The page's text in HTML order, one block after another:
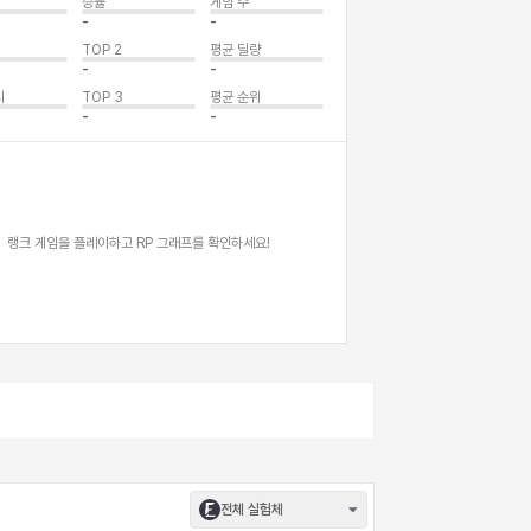
-
-
TOP 2
-
평균 딜량
-
TOP 3
-
평균 순위
-
랭크 게임을 플레이하고 RP 그래프를 확인하세요!
전체 실험체